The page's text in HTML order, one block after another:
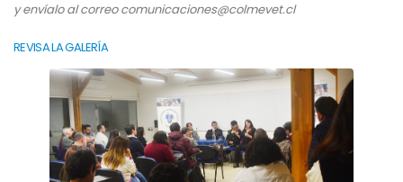
y envíalo al correo comunicaciones@colmevet.cl
REVISA LA GALERÍA